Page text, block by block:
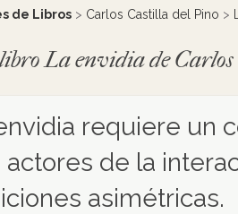
de Libros > Carlos Castilla del Pino >
La envidia de
requiere un
actores de la
asimétricas.